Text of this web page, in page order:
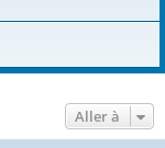
Aller à